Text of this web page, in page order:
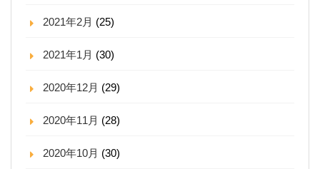
2021年2月 (25)
2021年1月 (30)
2020年12月 (29)
2020年11月 (28)
2020年10月 (30)